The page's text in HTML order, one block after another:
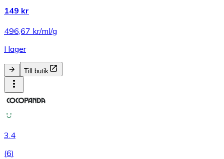
149 kr
496,67 kr/ml/g
I lager
Till butik
3.4
(6)